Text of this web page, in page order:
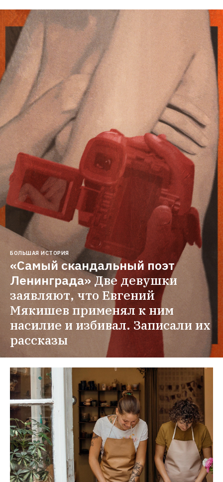
БОЛЬШАЯ ИСТОРИЯ
«Самый скандальный поэт
Ленинграда»Две девушки
заявляют, что Евгений
Мякишев применял к ним
насилие и избивал. Записали их
рассказы